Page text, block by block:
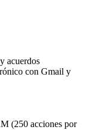
acuerdos
con Gmail y
(250 acciones por